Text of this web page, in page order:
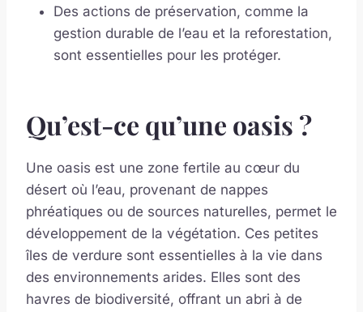
Des actions de préservation, comme la
gestion durable de l’eau et la reforestation,
sont essentielles pour les protéger.
Qu’est-ce qu’une oasis ?
Une oasis est une zone fertile au cœur du
désert où l’eau, provenant de nappes
phréatiques ou de sources naturelles, permet le
développement de la végétation. Ces petites
îles de verdure sont essentielles à la vie dans
des environnements arides. Elles sont des
havres de biodiversité, offrant un abri à de